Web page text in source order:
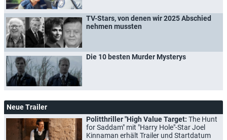
TV-Stars, von denen wir 2025 Abschied
nehmen mussten
Die 10 besten Murder Mysterys
Neue Trailer
Politthriller "High Value Target: The Hunt
for Saddam" mit "Harry Hole"-Star Joel
Kinnaman erhält Trailer und Startdatum